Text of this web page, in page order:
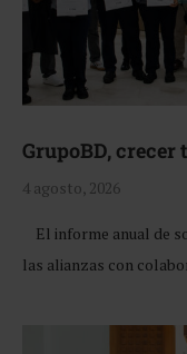
GrupoBD,
4 agosto, 2026
El informe anual de
las alianzas con